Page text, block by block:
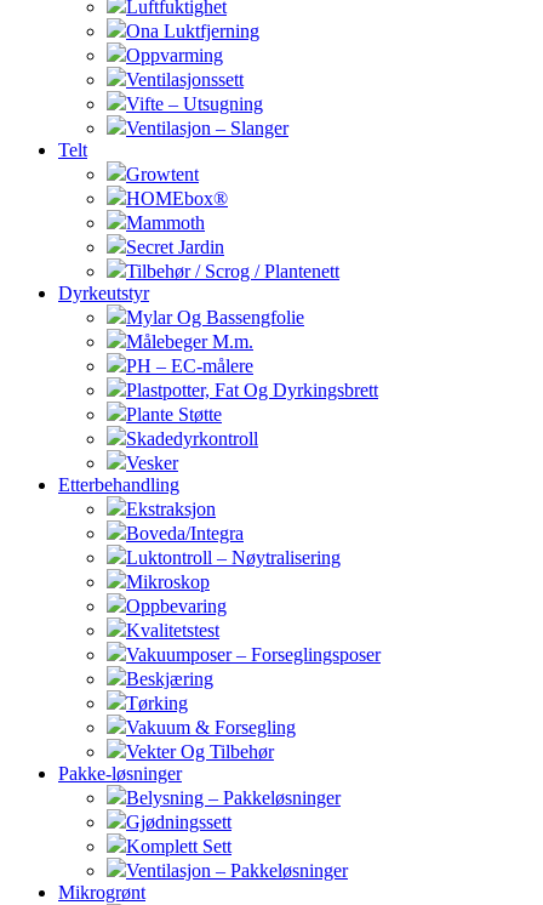
Luftfuktighet
Ona Luktfjerning
Oppvarming
Ventilasjonssett
Vifte – Utsugning
Ventilasjon – Slanger
Telt
Growtent
HOMEbox®
Mammoth
Secret Jardin
Tilbehør / Scrog / Plantenett
Dyrkeutstyr
Mylar Og Bassengfolie
Målebeger M.m.
PH – EC-målere
Plastpotter, Fat Og Dyrkingsbrett
Plante Støtte
Skadedyrkontroll
Vesker
Etterbehandling
Ekstraksjon
Boveda/Integra
Luktontroll – Nøytralisering
Mikroskop
Oppbevaring
Kvalitetstest
Vakuumposer – Forseglingsposer
Beskjæring
Tørking
Vakuum & Forsegling
Vekter Og Tilbehør
Pakke-løsninger
Belysning – Pakkeløsninger
Gjødningssett
Komplett Sett
Ventilasjon – Pakkeløsninger
Mikrogrønt